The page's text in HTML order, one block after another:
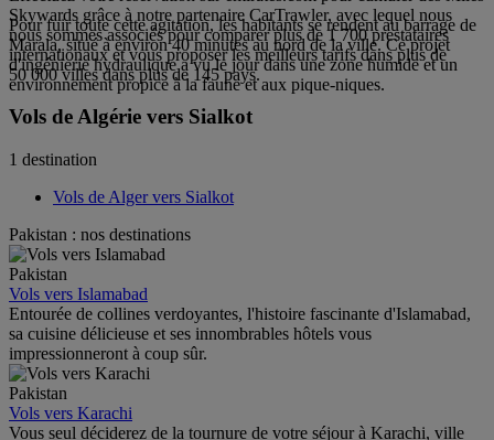
Pour fuir toute cette agitation, les habitants se rendent au barrage de
Marala, situé à environ 40 minutes au nord de la ville. Ce projet
d'ingénierie hydraulique a vu le jour dans une zone humide et un
environnement propice à la faune et aux pique-niques.
Skywards grâce à notre partenaire CarTrawler, avec lequel nous
nous sommes associés pour comparer plus de 1 700 prestataires
internationaux et vous proposer les meilleurs tarifs dans plus de
50 000 villes dans plus de 145 pays.
Vols de Algérie vers Sialkot
1 destination
Vols de Alger vers Sialkot
Pakistan : nos destinations
Pakistan
Vols vers Islamabad
Entourée de collines verdoyantes, l'histoire fascinante d'Islamabad,
sa cuisine délicieuse et ses innombrables hôtels vous
impressionneront à coup sûr.
Pakistan
Vols vers Karachi
Vous seul déciderez de la tournure de votre séjour à Karachi, ville